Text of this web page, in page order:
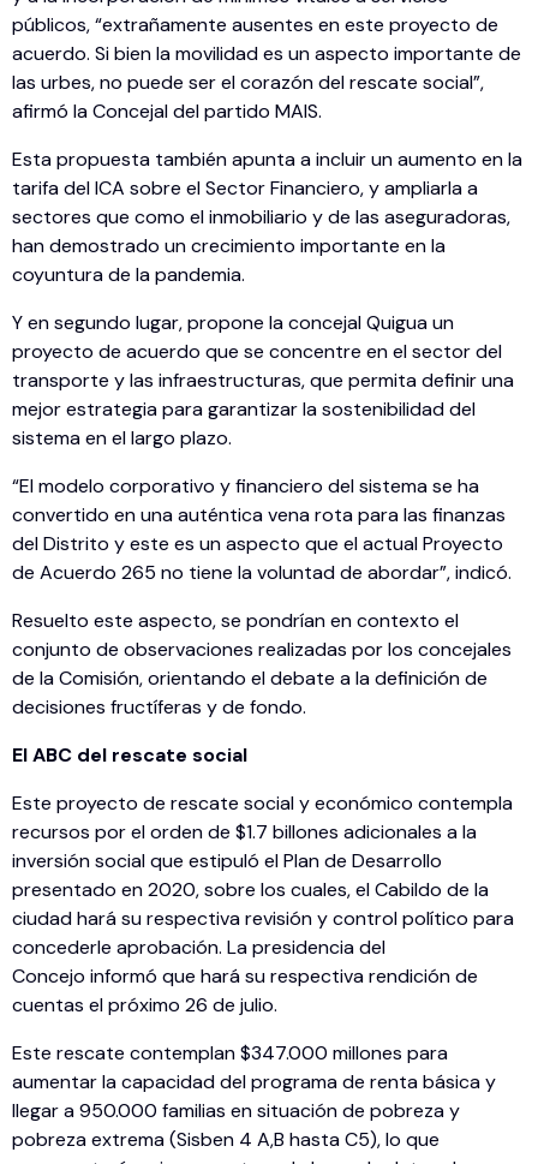
públicos, “extrañamente ausentes en este proyecto de
acuerdo. Si bien la movilidad es un aspecto importante de
las urbes, no puede ser el corazón del rescate social”,
afirmó la Concejal del partido MAIS.
Esta propuesta también apunta a incluir un aumento en la
tarifa del ICA sobre el Sector Financiero, y ampliarla a
sectores que como el inmobiliario y de las aseguradoras,
han demostrado un crecimiento importante en la
coyuntura de la pandemia.
Y en segundo lugar, propone la concejal Quigua un
proyecto de acuerdo que se concentre en el sector del
transporte y las infraestructuras, que permita definir una
mejor estrategia para garantizar la sostenibilidad del
sistema en el largo plazo.
“El modelo corporativo y financiero del sistema se ha
convertido en una auténtica vena rota para las finanzas
del Distrito y este es un aspecto que el actual Proyecto
de Acuerdo 265 no tiene la voluntad de abordar”, indicó.
Resuelto este aspecto, se pondrían en contexto el
conjunto de observaciones realizadas por los concejales
de la Comisión, orientando el debate a la definición de
decisiones fructíferas y de fondo.
El ABC del rescate social
Este proyecto de rescate social y económico contempla
recursos por el orden de $1.7 billones adicionales a la
inversión social que estipuló el Plan de Desarrollo
presentado en 2020, sobre los cuales, el Cabildo de la
ciudad hará su respectiva revisión y control político para
concederle aprobación. La presidencia del
Concejo informó que hará su respectiva rendición de
cuentas el próximo 26 de julio.
Este rescate contemplan $347.000 millones para
aumentar la capacidad del programa de renta básica y
llegar a 950.000 familias en situación de pobreza y
pobreza extrema (Sisben 4 A,B hasta C5), lo que